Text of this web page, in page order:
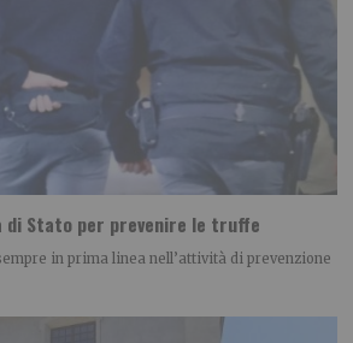
di Stato per prevenire le truffe
in prima linea nell’attività di prevenzione